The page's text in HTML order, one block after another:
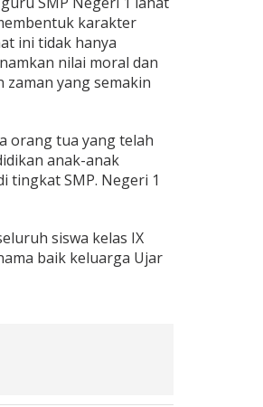
karakter
ini tidak hanya
nilai moral dan
yang semakin
orang tua yang telah
anak-anak
tingkat SMP. Negeri 1
siswa kelas IX
baik keluarga Ujar